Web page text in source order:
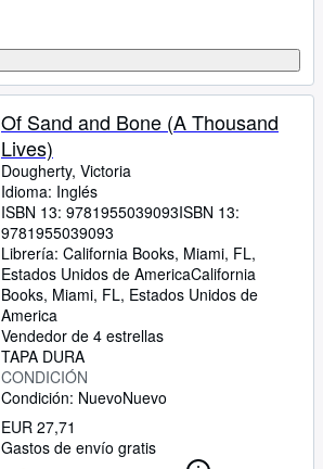
Of Sand and Bone (A Thousand
Lives)
Dougherty, Victoria
Idioma: Inglés
ISBN 13: 9781955039093ISBN 13:
9781955039093
Librería: California Books, Miami, FL,
Estados Unidos de AmericaCalifornia
Books, Miami, FL, Estados Unidos de
America
Vendedor de 4 estrellas
TAPA DURA
CONDICIÓN
Condición: NuevoNuevo
EUR 27,71
Gastos de envío gratis